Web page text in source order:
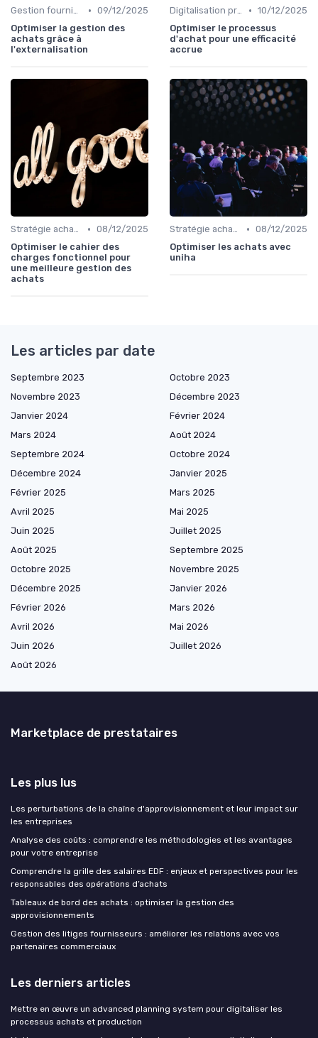
Gestion fournisseurs • 09/12/2025
Optimiser la gestion des
achats grâce à
l'externalisation
Digitalisation processus • 10/12/2025
Optimiser le processus
d'achat pour une efficacité
accrue
Stratégie achats • 08/12/2025
Optimiser le cahier des
charges fonctionnel pour
une meilleure gestion des
achats
Stratégie achats • 08/12/2025
Optimiser les achats avec
uniha
Les articles par date
Septembre 2023
Octobre 2023
Novembre 2023
Décembre 2023
Janvier 2024
Février 2024
Mars 2024
Août 2024
Septembre 2024
Octobre 2024
Décembre 2024
Janvier 2025
Février 2025
Mars 2025
Avril 2025
Mai 2025
Juin 2025
Juillet 2025
Août 2025
Septembre 2025
Octobre 2025
Novembre 2025
Décembre 2025
Janvier 2026
Février 2026
Mars 2026
Avril 2026
Mai 2026
Juin 2026
Juillet 2026
Août 2026
Marketplace de prestataires
Les plus lus
Les perturbations de la chaîne d'approvisionnement et leur impact sur
les entreprises
Analyse des coûts : comprendre les méthodologies et les avantages
pour votre entreprise
Comprendre la grille des salaires EDF : enjeux et perspectives pour les
responsables des opérations d’achats
Tableaux de bord des achats : optimiser la gestion des
approvisionnements
Gestion des litiges fournisseurs : améliorer les relations avec vos
partenaires commerciaux
Les derniers articles
Mettre en œuvre un advanced planning system pour digitaliser les
processus achats et production